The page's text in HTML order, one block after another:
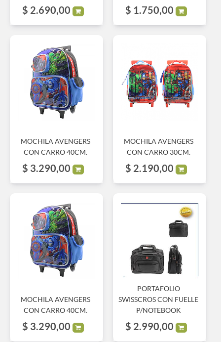
$ 2.690,00 $ 1.750,00
MOCHILA AVENGERS
CON CARRO 40CM.
$ 3.290,00
MOCHILA AVENGERS
CON CARRO 30CM.
$ 2.190,00
MOCHILA AVENGERS
CON CARRO 40CM.
$ 3.290,00
PORTAFOLIO
SWISSCROS CON FUELLE
P/NOTEBOOK
$ 2.990,00